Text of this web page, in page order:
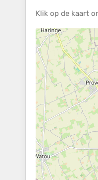
Klik op de kaart